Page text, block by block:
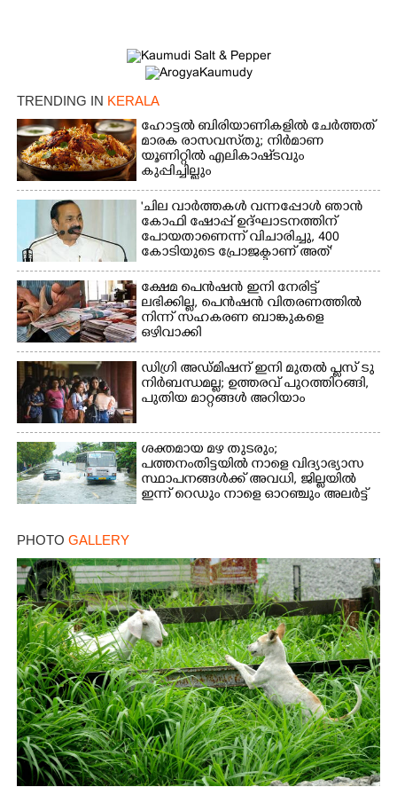
TRENDING IN KERALA
ഹോട്ടൽ ബിരിയാണികളിൽ ചേർത്തത്
മാരക രാസവസ്‌തു; നിർമാണ
യൂണിറ്റിൽ എലികാഷ്‌ടവും
കുപ്പിച്ചില്ലും
'ചില വാർത്തകൾ വന്നപ്പോൾ ഞാൻ
കോഫി ഷോപ്പ് ഉദ്ഘാടനത്തിന്
പോയതാണെന്ന് വിചാരിച്ചു, 400
കോടിയുടെ പ്രോജക്ടാണ് അത്'
ക്ഷേമ പെൻഷൻ ഇനി നേരിട്ട്
ലഭിക്കില്ല,​ പെൻഷൻ വിതരണത്തിൽ
നിന്ന് സഹകരണ ബാങ്കുകളെ
ഒഴിവാക്കി
ഡിഗ്രി അഡ്മിഷന് ഇനി മുതൽ പ്ലസ് ടു
നിർബന്ധമല്ല; ഉത്തരവ് പുറത്തിറങ്ങി,
പുതിയ മാറ്റങ്ങൾ അറിയാം
ശക്തമായ മഴ തുടരും;
പത്തനംതിട്ടയിൽ നാളെ വിദ്യാഭ്യാസ
സ്ഥാപനങ്ങൾക്ക് അവധി,​ ജില്ലയിൽ
ഇന്ന് റെ‌ഡും നാളെ ഓറഞ്ചും അലർട്ട്
PHOTO GALLERY